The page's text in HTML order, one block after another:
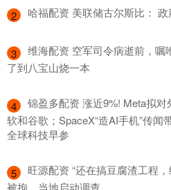
2 哈福配资 美联储古尔斯比：
3
维海配资 空军司令病逝前，嘱
了到八宝山烧一本
4
锦盈多配资 涨近9%! Meta拟
软和谷歌；SpaceX“造AI手机”传闻
全球科技早参
5
旺源配资 “还在搞豆腐渣工程
被拘，当地启动调查